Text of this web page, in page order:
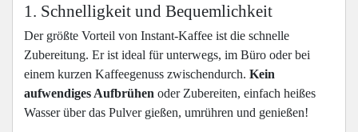
1. Schnelligkeit und Bequemlichkeit
Der größte Vorteil von Instant-Kaffee ist die schnelle
Zubereitung. Er ist ideal für unterwegs, im Büro oder bei
einem kurzen Kaffeegenuss zwischendurch. Kein
aufwendiges Aufbrühen oder Zubereiten, einfach heißes
Wasser über das Pulver gießen, umrühren und genießen!